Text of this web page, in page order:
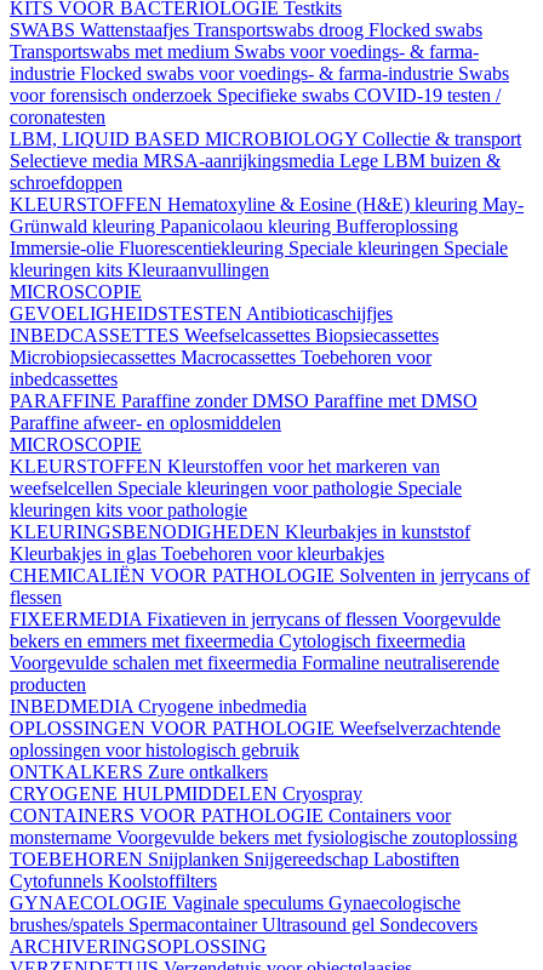
KITS VOOR BACTERIOLOGIE Testkits
SWABS Wattenstaafjes Transportswabs droog Flocked swabs
Transportswabs met medium Swabs voor voedings- & farma-
industrie Flocked swabs voor voedings- & farma-industrie Swabs
voor forensisch onderzoek Specifieke swabs COVID-19 testen /
coronatesten
LBM, LIQUID BASED MICROBIOLOGY Collectie & transport
Selectieve media MRSA-aanrijkingsmedia Lege LBM buizen &
schroefdoppen
KLEURSTOFFEN Hematoxyline & Eosine (H&E) kleuring May-
Grünwald kleuring Papanicolaou kleuring Bufferoplossing
Immersie-olie Fluorescentiekleuring Speciale kleuringen Speciale
kleuringen kits Kleuraanvullingen
MICROSCOPIE
GEVOELIGHEIDSTESTEN Antibioticaschijfjes
INBEDCASSETTES Weefselcassettes Biopsiecassettes
Microbiopsiecassettes Macrocassettes Toebehoren voor
inbedcassettes
PARAFFINE Paraffine zonder DMSO Paraffine met DMSO
Paraffine afweer- en oplosmiddelen
MICROSCOPIE
KLEURSTOFFEN Kleurstoffen voor het markeren van
weefselcellen Speciale kleuringen voor pathologie Speciale
kleuringen kits voor pathologie
KLEURINGSBENODIGHEDEN Kleurbakjes in kunststof
Kleurbakjes in glas Toebehoren voor kleurbakjes
CHEMICALIËN VOOR PATHOLOGIE Solventen in jerrycans of
flessen
FIXEERMEDIA Fixatieven in jerrycans of flessen Voorgevulde
bekers en emmers met fixeermedia Cytologisch fixeermedia
Voorgevulde schalen met fixeermedia Formaline neutraliserende
producten
INBEDMEDIA Cryogene inbedmedia
OPLOSSINGEN VOOR PATHOLOGIE Weefselverzachtende
oplossingen voor histologisch gebruik
ONTKALKERS Zure ontkalkers
CRYOGENE HULPMIDDELEN Cryospray
CONTAINERS VOOR PATHOLOGIE Containers voor
monstername Voorgevulde bekers met fysiologische zoutoplossing
TOEBEHOREN Snijplanken Snijgereedschap Labostiften
Cytofunnels Koolstoffilters
GYNAECOLOGIE Vaginale speculums Gynaecologische
brushes/spatels SpermacontainerUltrasound gel Sondecovers
ARCHIVERINGSOPLOSSING